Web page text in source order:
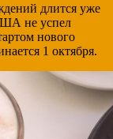
длится уже
не успел
нового
1 октября.